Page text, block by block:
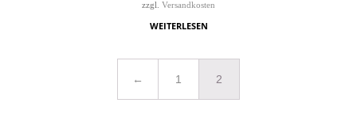
zzgl. Versandkosten
WEITERLESEN
← 1 2